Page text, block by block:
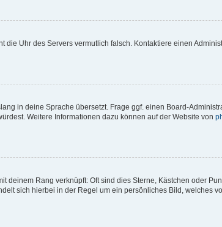
Uhr des Servers vermutlich falsch. Kontaktiere einen
in deine Sprache übersetzt. Frage ggf. einen Board-
Weitere Informationen dazu können auf der Website von
Rang verknüpft: Oft sind dies Sterne, Kästchen oder
sich hierbei in der Regel um ein persönliches Bild, welches